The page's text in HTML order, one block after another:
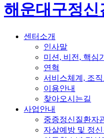
해운대구정신
센터소개
인사말
미션, 비전, 핵심
연혁
서비스체계, 조직
이용안내
찾아오시는길
사업안내
중증정신질환자
자살예방 및 정